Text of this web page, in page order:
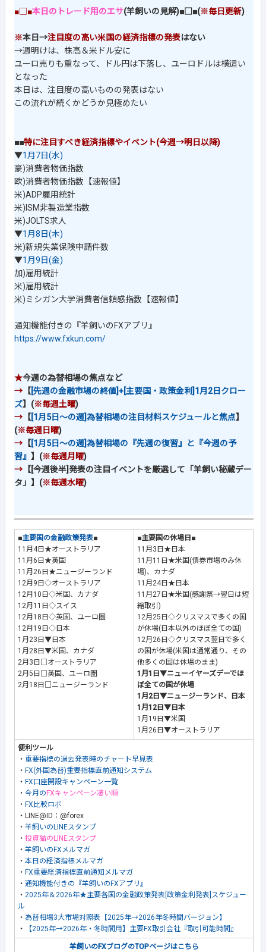
■□■本日のトレード用のエサ(羊飼いの見解)■□■(※毎日更新)
※本日→注目度の高い米国の経済指標の発表はない
→週明けは、株高＆米ドル安に
ユーロ売りも重なって、ドル円は下落し、ユーロドルは横這い
となった
本日は、注目度の高いものの発表はない
この流れが続くかどうか見極めたい
■■特に注目すべき経済指標やイベント(今週→明日以降)
▼1月7日(水)
豪)消費者物価指数
欧)消費者物価指数【速報値】
米)ADP雇用統計
米)ISM非製造業指数
米)JOLTS求人
▼1月8日(木)
米)新規失業保険申請件数
▼1月9日(金)
加)雇用統計
米)雇用統計
米)ミシガン大学消費者信頼感指数【速報値】
通知機能付きの『羊飼いのFXアプリ』
https://www.fxkun.com/
★今週の為替相場の焦点など
→ 【[先週の金融市場の終値]+[主要国・政策金利]1月2日クロー
ズ】(※毎週土曜)
→ 【[1月5日～の週]為替相場の注目材料スケジュールと焦点】
(※毎週日曜)
→ 【[1月5日～の週]為替相場の『先週の復習』と『今週の予
習』 】(※毎週月曜)
→ 【[今週後半]発表の注目イベントを厳選して「羊飼い秘蔵デー
タ」】(※毎週水曜)
■主要国の金融政策発表■
11月4日★オーストラリア
11月6日★英国
11月26日★ニュージーランド
12月9日◇オーストラリア
12月10日◇米国、カナダ
12月11日◇スイス
12月18日◇英国、ユーロ圏
12月19日◇日本
1月23日▼日本
1月28日▼米国、カナダ
2月3日□オーストラリア
2月5日□英国、ユーロ圏
2月18日□ニュージーランド
■主要国の休場日■
11月3日★日本
11月11日★米国(債券市場のみ休
場)、カナダ
11月24日★日本
11月27日★米国(感謝祭→翌日は短
縮取引)
12月25日◇クリスマスで多くの国
が休場(日本以外のほぼ全ての国)
12月26日◇クリスマス翌日で多く
の国が休場(米国は通常通り、その
他多くの国は休場のまま)
1月1日▼ニューイヤーズデーでほ
ぼ全ての国が休場
1月2日▼ニュージーランド、日本
1月12日▼日本
1月19日▼米国
1月26日▼オーストラリア
便利ツール
・ 重要指標の過去発表時のチャート早見表
・ FX(外国為替)重要指標直前通知システム
・ FX口座開設キャンペーン一覧
・ 今月の FXキャンペーン凄い順
・ FX比較ロボ
・LINE@ID：@forex
・ 羊飼いのLINEスタンプ
・ 投資猫のLINEスタンプ
・ 羊飼いのFXメルマガ
・ 本日の経済指標メルマガ
・ FX重要経済指標直前通知メルマガ
・ 通知機能付きの『羊飼いのFXアプリ』
・ 2025年＆2026年★主要各国の金融政策発表[政策金利発表]スケジュー
ル
・ 為替相場3大市場対照表【2025年→2026年冬時間バージョン】
・
【2025年→2026年・冬時間用】主要FX取引会社『取引可能時間』
羊飼いのFXブログのTOPページはこちら